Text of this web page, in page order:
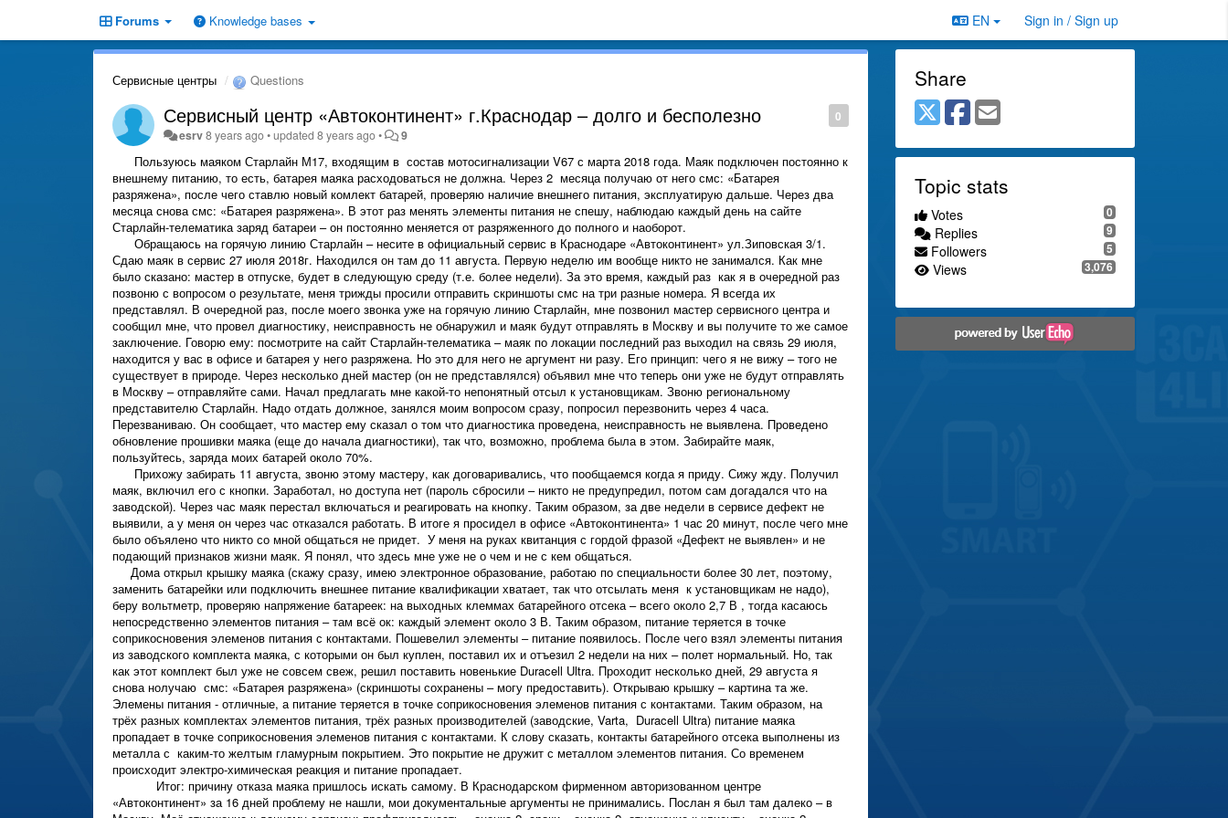
Forums Knowledge bases EN Sign in / Sign up
Сервисные центры Questions
0
Сервисный центр «Автоконтинент» г.Краснодар – долго и бесполезно
esrv8 years ago•updated8 years ago• 9
Пользуюсь маяком Старлайн М17, входящим в состав мотосигнализации V67 с марта 2018 года. Маяк подключен постоянно к
внешнему питанию, то есть, батарея маяка расходоваться не должна. Через 2 месяца получаю от него смс: «Батарея
разряжена», после чего ставлю новый комлект батарей, проверяю наличие внешнего питания, эксплуатирую дальше. Через два
месяца снова смс: «Батарея разряжена». В этот раз менять элементы питания не спешу, наблюдаю каждый день на сайте
Старлайн-телематика заряд батареи – он постоянно меняется от разряженного до полного и наоборот.
Обращаюсь на горячую линию Старлайн – несите в официальный сервис в Краснодаре «Автоконтинент» ул.Зиповская 3/1.
Сдаю маяк в сервис 27 июля 2018г. Находился он там до 11 августа. Первую неделю им вообще никто не занимался. Как мне
было сказано: мастер в отпуске, будет в следующую среду (т.е. более недели). За это время, каждый раз как я в очередной раз
позвоню с вопросом о результате, меня трижды просили отправить скриншоты смс на три разные номера. Я всегда их
представлял. В очередной раз, после моего звонка уже на горячую линию Старлайн, мне позвонил мастер сервисного центра и
сообщил мне, что провел диагностику, неисправность не обнаружил и маяк будут отправлять в Москву и вы получите то же самое
заключение. Говорю ему: посмотрите на сайт Старлайн-телематика – маяк по локации последний раз выходил на связь 29 июля,
находится у вас в офисе и батарея у него разряжена. Но это для него не аргумент ни разу. Его принцип: чего я не вижу – того не
существует в природе. Через несколько дней мастер (он не представлялся) объявил мне что теперь они уже не будут отправлять
в Москву – отправляйте сами. Начал предлагать мне какой-то непонятный отсыл к установщикам. Звоню региональному
представителю Старлайн. Надо отдать должное, занялся моим вопросом сразу, попросил перезвонить через 4 часа.
Перезваниваю. Он сообщает, что мастер ему сказал о том что диагностика проведена, неисправность не выявлена. Проведено
обновление прошивки маяка (еще до начала диагностики), так что, возможно, проблема была в этом. Забирайте маяк,
пользуйтесь, заряда моих батарей около 70%.
Прихожу забирать 11 августа, звоню этому мастеру, как договаривались, что пообщаемся когда я приду. Сижу жду. Получил
маяк, включил его с кнопки. Заработал, но доступа нет (пароль сбросили – никто не предупредил, потом сам догадался что на
заводской). Через час маяк перестал включаться и реагировать на кнопку. Таким образом, за две недели в сервисе дефект не
выявили, а у меня он через час отказался работать. В итоге я просидел в офисе «Автоконтинента» 1 час 20 минут, после чего мне
было объялено что никто со мной общаться не придет. У меня на руках квитанция с гордой фразой «Дефект не выявлен» и не
подающий признаков жизни маяк. Я понял, что здесь мне уже не о чем и не с кем общаться.
Дома открыл крышку маяка (скажу сразу, имею электронное образование, работаю по специальности более 30 лет, поэтому,
заменить батарейки или подключить внешнее питание квалификации хватает, так что отсылать меня к установщикам не надо),
беру вольтметр, проверяю напряжение батареек: на выходных клеммах батарейного отсека – всего около 2,7 В , тогда касаюсь
непосредственно элементов питания – там всё ок: каждый элемент около 3 В. Таким образом, питание теряется в точке
соприкосновения элеменов питания с контактами. Пошевелил элементы – питание появилось. После чего взял элементы питания
из заводского комплекта маяка, с которыми он был куплен, поставил их и отъезил 2 недели на них – полет нормальный. Но, так
как этот комплект был уже не совсем свеж, решил поставить новенькие Duracell Ultra. Проходит несколько дней, 29 августа я
снова нолучаю смс: «Батарея разряжена» (скриншоты сохранены – могу предоставить). Открываю крышку – картина та же.
Элемены питания - отличные, а питание теряется в точке соприкосновения элеменов питания с контактами. Таким образом, на
трёх разных комплектах элементов питания, трёх разных производителей (заводские, Varta, Duracell Ultra) питание маяка
пропадает в точке соприкосновения элеменов питания с контактами. К слову сказать, контакты батарейного отсека выполнены из
металла с каким-то желтым гламурным покрытием. Это покрытие не дружит с металлом элементов питания. Со временем
происходит электро-химическая реакция и питание пропадает.
Итог: причину отказа маяка пришлось искать самому. В Краснодарском фирменном авторизованном центре
«Автоконтинент» за 16 дней проблему не нашли, мои документальные аргументы не принимались. Послан я был там далеко – в
Share
Topic stats
0
Votes
9
Replies
5
Followers
3,076
Views